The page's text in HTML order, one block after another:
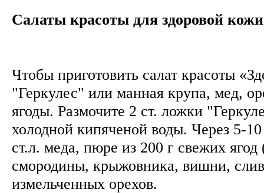
Салаты красоты для здоровой кожи
Чтобы приготовить салат красоты
"Геркулес" или манная крупа, мед,
ягоды. Размочите 2 ст. ложки
холодной кипяченой воды. Через 5-
ст.л. меда, пюре из 200 г свежих
смородины, крыжовника, вишни,
измельченных орехов.